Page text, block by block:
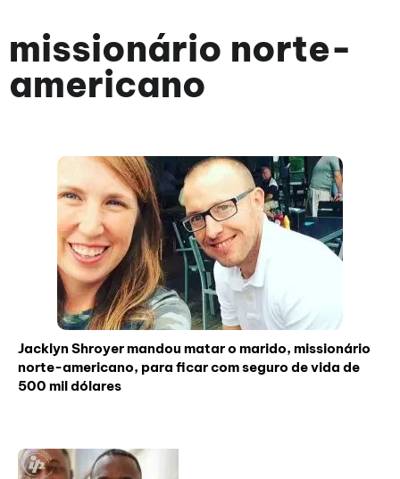
missionário norte-
americano
Jacklyn Shroyer mandou matar o marido, missionário
norte-americano, para ficar com seguro de vida de
500 mil dólares